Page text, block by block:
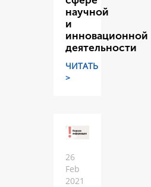
научной
и
инновационной
деятельности
ЧИТАТЬ
>
26
Feb
2021